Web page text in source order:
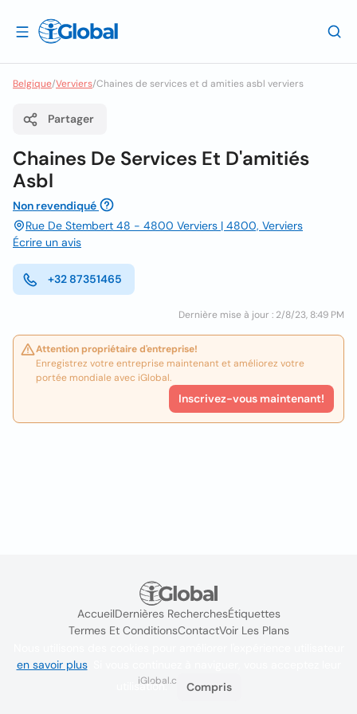
Belgique/Verviers/Chaines de services et d amities asbl verviers
Partager
Chaines De Services Et D'amitiés
Asbl
Non revendiqué
Rue De Stembert 48 - 4800 Verviers | 4800, Verviers
Écrire un avis
+32 87351465
Dernière mise à jour : 2/8/23, 8:49 PM
Attention propriétaire d'entreprise!
Enregistrez votre entreprise maintenant et améliorez votre
portée mondiale avec iGlobal.
Inscrivez-vous maintenant!
AccueilDernières RecherchesÉtiquettes
Termes Et ConditionsContactVoir Les Plans
iGlobal.co @ 2024
en savoir plus. Si vous continuez à naviguer, vous acceptez leur
utilisation.
Compris